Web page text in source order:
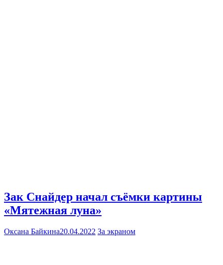
Зак Снайдер начал съёмки картины
«Мятежная луна»
Оксана Байкина20.04.2022 За экраном